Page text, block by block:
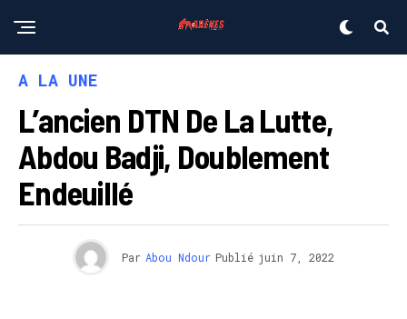
A LA UNE
L’ancien DTN De La Lutte,
Abdou Badji, Doublement
Endeuillé
Par Abou Ndour Publié juin 7, 2022